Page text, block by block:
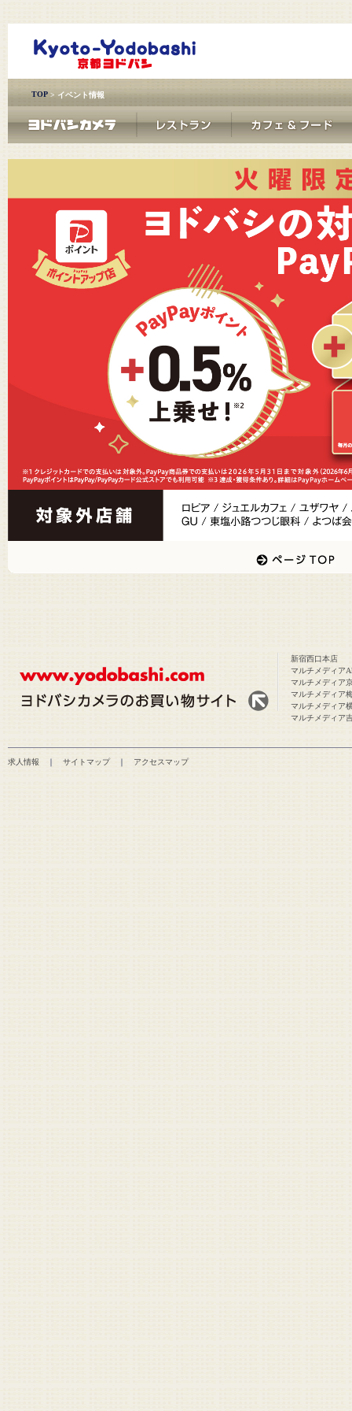
TOP > イベント情報
新宿西口本店
マルチメディア
マルチメディア
マルチメディア
マルチメディア
マルチメディア
求人情報 ｜ サイトマップ｜ アクセスマップ